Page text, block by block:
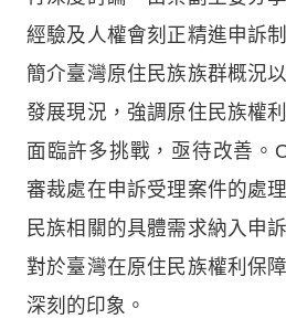
經驗及人權會刻正精進申訴
簡介臺灣原住民族族群概況
發展現況，強調原住民族權
面臨許多挑戰，亟待改善。
審裁處在申訴受理案件的處
民族相關的具體需求納入申
對於臺灣在原住民族權利保
深刻的印象。